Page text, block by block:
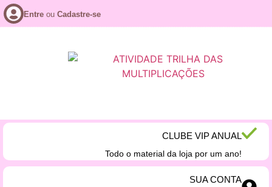
Entre ou Cadastre-se
CLUBE VIP ANUAL
Todo o material da loja por um ano!
SUA CONTA